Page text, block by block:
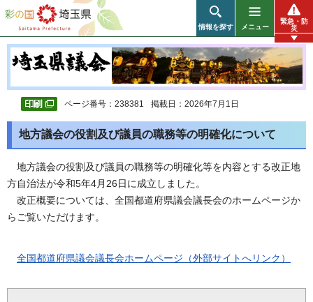
彩の国 埼玉県
情報を探す メニュー
緊急・防
災
ページ番号：238381 掲載日：2026年7月1日
地方議会の役割及び議員の職務等の明確化について
地方議会の役割及び議員の職務等の明確化等を内容とする改正地
方自治法が令和5年4月26日に成立しました。
改正概要については、全国都道府県議会議長会のホームページか
らご覧いただけます。
全国都道府県議会議長会ホームページ（外部サイトへリンク）